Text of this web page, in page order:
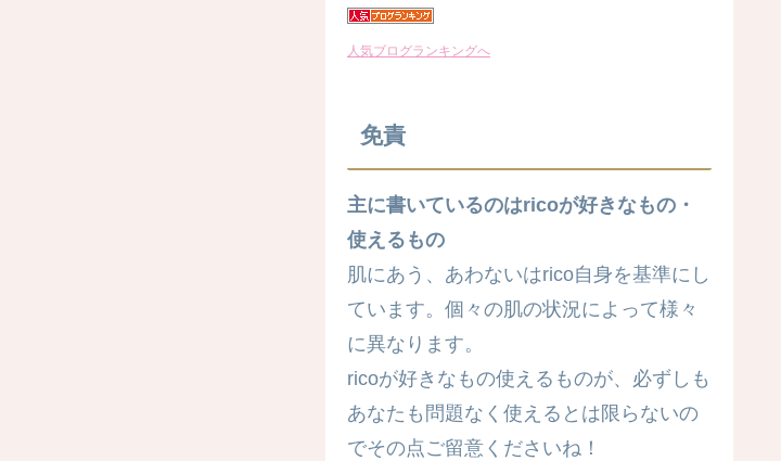
人気ブログランキングへ
免責
主に書いているのはricoが好きなもの・
使えるもの
肌にあう、あわないはrico自身を基準にし
ています。個々の肌の状況によって様々
に異なります。
ricoが好きなもの使えるものが、必ずしも
あなたも問題なく使えるとは限らないの
でその点ご留意くださいね！